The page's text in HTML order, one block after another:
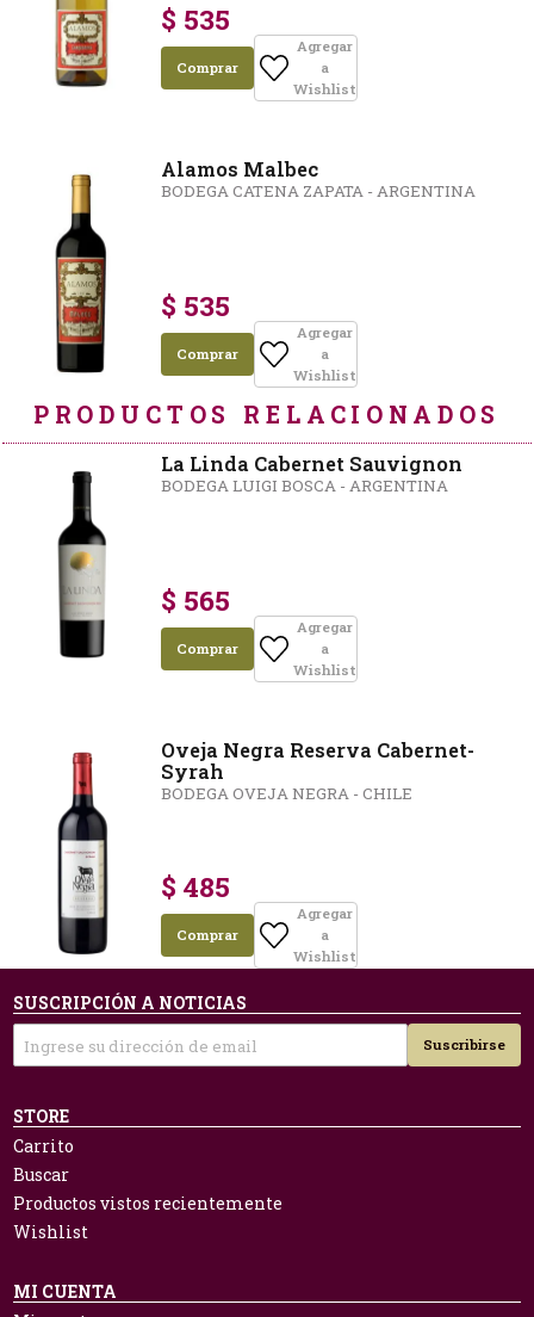
$ 535
Comprar
Agregar
a
Wishlist
Alamos Malbec
BODEGA CATENA ZAPATA - ARGENTINA
$ 535
Comprar
Agregar
a
Wishlist
PRODUCTOS RELACIONADOS
La Linda Cabernet Sauvignon
BODEGA LUIGI BOSCA - ARGENTINA
$ 565
Comprar
Agregar
a
Wishlist
Oveja Negra Reserva Cabernet-
Syrah
BODEGA OVEJA NEGRA - CHILE
$ 485
Comprar
Agregar
a
Wishlist
SUSCRIPCIÓN A NOTICIAS
Suscribirse
STORE
Carrito
Buscar
Productos vistos recientemente
Wishlist
MI CUENTA